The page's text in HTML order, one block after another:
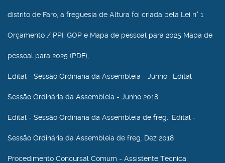
distrito de Faro, a freguesia de Altura foi criada pela Lei n° 1
Orçamento / PPI: GOP e Mapa de pessoal para 2025 Mapa de
pessoal para 2025 (PDF);
Edital - Sessão Ordinária da Assembleia - Junho : Edital -
Sessão Ordinária da Assembleia - Junho 2018
Edital - Sessão Ordinária da Assembleia de freg. : Edital -
Sessão Ordinária da Assembleia de freg. Dez 2018
Procedimento Concursal Comum - Assistente Técnica: